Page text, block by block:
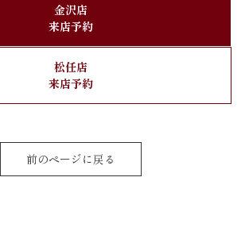
金沢店
来店予約
松任店
来店予約
前のページに戻る